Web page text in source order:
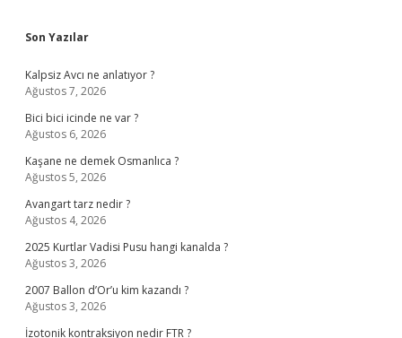
Sidebar
Son Yazılar
Kalpsiz Avcı ne anlatıyor ?
Ağustos 7, 2026
Bici bici icinde ne var ?
Ağustos 6, 2026
Kaşane ne demek Osmanlıca ?
Ağustos 5, 2026
Avangart tarz nedir ?
Ağustos 4, 2026
2025 Kurtlar Vadisi Pusu hangi kanalda ?
Ağustos 3, 2026
2007 Ballon d’Or’u kim kazandı ?
Ağustos 3, 2026
İzotonik kontraksiyon nedir FTR ?